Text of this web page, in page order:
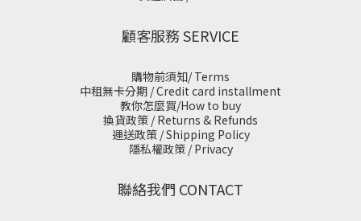
顧客服務 SERVICE
購物前須知/ Terms
中租無卡分期 / Credit card installment
教你怎麼買/How to buy
換貨政策 / Returns & Refunds
運送政策 / Shipping Policy
隱私權政策 / Privacy
聯絡我們 CONTACT